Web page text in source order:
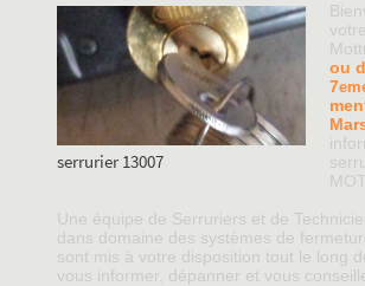
serrurier 13007
ou
7
Une équipe de Serruriers et de
dans domaine des systèmes de
sont mis à votre disposition tout le long
vous informer, dépanner et vous